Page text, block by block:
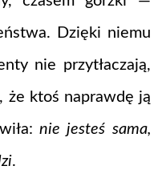
Dzięki niemu
nie przytłaczają,
że ktoś naprawdę ją
nie jesteś sama,
.